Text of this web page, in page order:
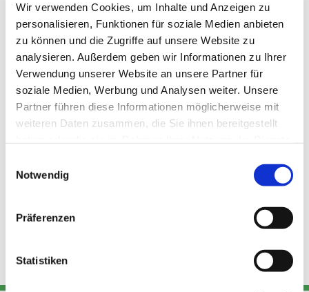
Wir verwenden Cookies, um Inhalte und Anzeigen zu
personalisieren, Funktionen für soziale Medien anbieten
zu können und die Zugriffe auf unsere Website zu
analysieren. Außerdem geben wir Informationen zu Ihrer
Verwendung unserer Website an unsere Partner für
soziale Medien, Werbung und Analysen weiter. Unsere
Partner führen diese Informationen möglicherweise mit
weiteren Daten zusammen, die Sie ihnen bereitgestellt
Notwendig
Präferenzen
Statistiken